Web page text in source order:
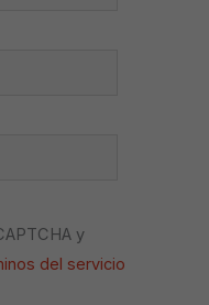
y
del servicio